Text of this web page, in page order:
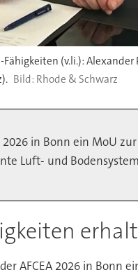
(v.li.):
Rhode & Schwarz
in Bonn ein MoU
Luft- und
AFCEA 2026 in